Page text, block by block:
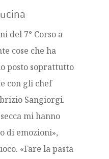
del 7° Corso a
cose che ha
posto soprattutto
con gli chef
Sangiorgi.
mi hanno
di emozioni»,
«Fare la pasta